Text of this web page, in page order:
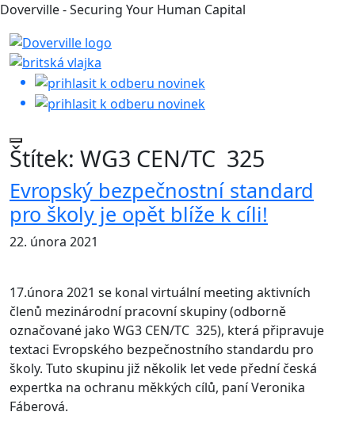
Doverville - Securing Your Human Capital
Štítek: WG3 CEN/TC 325
Evropský bezpečnostní standard
pro školy je opět blíže k cíli!
22. února 2021
17.února 2021 se konal virtuální meeting aktivních
členů mezinárodní pracovní skupiny (odborně
označované jako WG3 CEN/TC 325), která připravuje
textaci Evropského bezpečnostního standardu pro
školy. Tuto skupinu již několik let vede přední česká
expertka na ochranu měkkých cílů, paní Veronika
Fáberová.